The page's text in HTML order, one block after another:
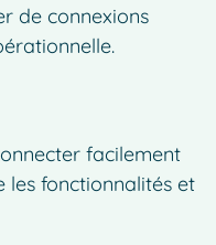
de connexions
facilement
fonctionnalités et